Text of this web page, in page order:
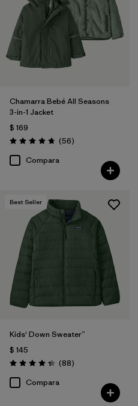
Chamarra Bebé All Seasons
3-in-1 Jacket
$ 169
Valoración: 4.8 / 5
(56Comentarios
)
Compara
Best Seller
Kids' Down Sweater™
$ 145
Valoración: 4.3 / 5
(88Comentarios
)
Compara